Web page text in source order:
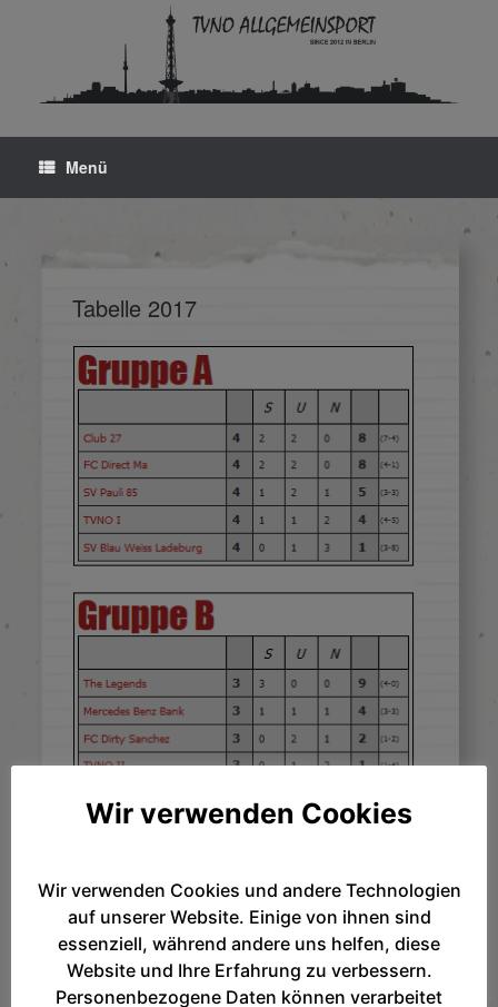
Menü
Tabelle 2017
Wir verwenden Cookies
Wir verwenden Cookies und andere Technologien
auf unserer Website. Einige von ihnen sind
essenziell, während andere uns helfen, diese
Website und Ihre Erfahrung zu verbessern.
Personenbezogene Daten können verarbeitet